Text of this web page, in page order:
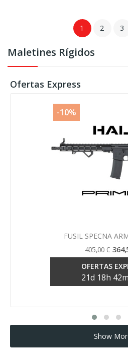
Maletines Rígidos
Ofertas Express
Vista
FUSIL SPECNA
405,00 €
OFERTAS
21d 18h 42m
-10%
Show
1 2 3